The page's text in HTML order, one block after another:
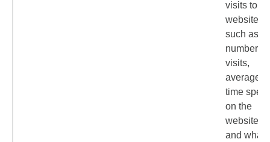
visits to
website,
such as
number of
visits,
average
time spent
on the
website
and what